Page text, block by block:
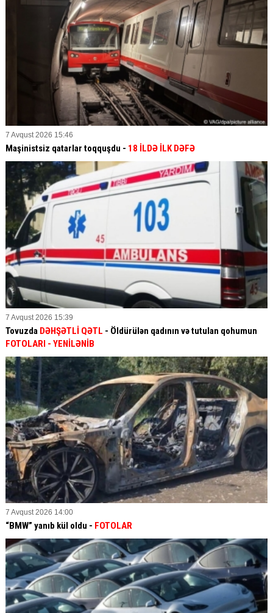
7 Avqust 2026 15:46
Maşinistsiz qatarlar toqquşdu - 18 İLDƏ İLK DƏFƏ
7 Avqust 2026 15:39
Tovuzda DƏHŞƏTLİ QƏTL - Öldürülən qadının və tutulan qohumun
FOTOLARI - YENİLƏNİB
7 Avqust 2026 14:00
“BMW” yanıb kül oldu - FOTOLAR